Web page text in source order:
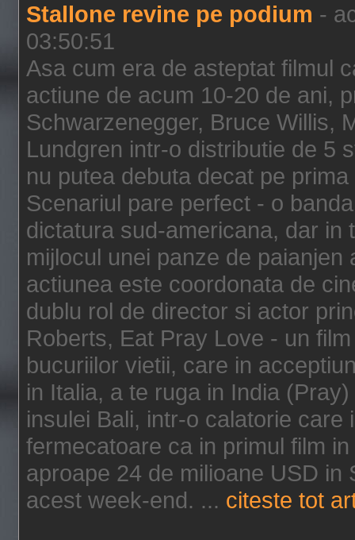
Stallone revine pe podium -
03:50:51
Asa cum era de asteptat filmul
actiune de acum 10-20 de ani,
Schwarzenegger, Bruce Willis,
Lundgren intr-o distributie de 5
nu putea debuta decat pe
Scenariul pare perfect - o
dictatura sud-americana, dar in
mijlocul unei panze de
actiunea este coordonata de
dublu rol de director si actor
Roberts, Eat Pray Love - un
bucuriilor vietii, care in
in Italia, a te ruga in India
insulei Bali, intr-o calatorie
fermecatoare ca in primul film
aproape 24 de milioane USD in
acest week-end. ... citeste tot